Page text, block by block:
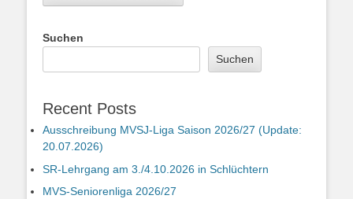
Suchen
Suchen
Recent Posts
Ausschreibung MVSJ-Liga Saison 2026/27 (Update:
20.07.2026)
SR-Lehrgang am 3./4.10.2026 in Schlüchtern
MVS-Seniorenliga 2026/27